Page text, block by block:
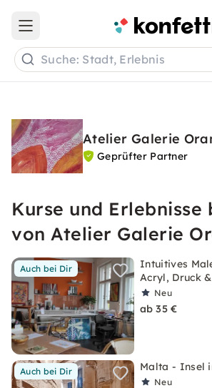
Open main menu
Suche: Stadt, Erlebnis
Atelier Galerie
Geprüfter Partner
Kurse und Erlebnisse
von Atelier Galerie
Auch bei Dir
Intuitives
Acryl, Druck
Neu
ab 35 €
Auch bei Dir Malta - Insel
Neu